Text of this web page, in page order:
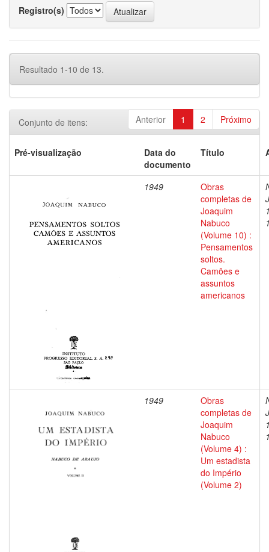
Registro(s)
Resultado 1-10 de 13.
Anterior 1 2 Próximo
Conjunto de itens:
Pré-visualização
Data do
documento
Título
1949
Obras
completas de
Joaquim
Nabuco
(Volume 10) :
Pensamentos
soltos.
Camões e
assuntos
americanos
1949
Obras
completas de
Joaquim
Nabuco
(Volume 4) :
Um estadista
do Império
(Volume 2)